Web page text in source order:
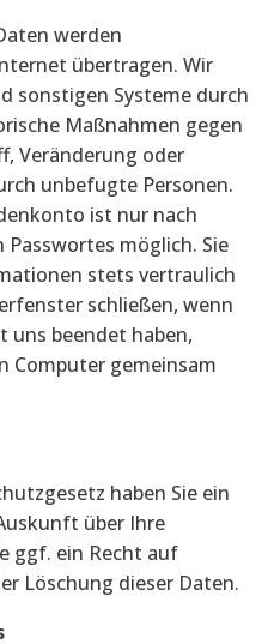
werden
übertragen. Wir
sonstigen Systeme durch
Maßnahmen gegen
Veränderung oder
unbefugte Personen.
ist nur nach
Passwortes möglich. Sie
stets vertraulich
schließen, wenn
uns beendet haben,
Computer gemeinsam
haben Sie ein
über Ihre
ggf. ein Recht auf
Löschung dieser Daten.